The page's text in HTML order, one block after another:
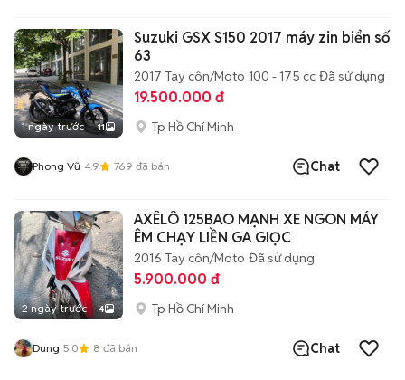
1 ngày trước 11
Suzuki GSX S150 2017 máy zin biển số
63
2017 Tay côn/Moto 100 - 175 cc Đã sử dụng
19.500.000 đ
Tp Hồ Chí Minh
Phong Vũ 4.9 769 đã bán Chat
2 ngày trước 4
AXÊLÔ 125BAO MẠNH XE NGON MÁY
ÊM CHẠY LIỀN GA GIỌC
2016 Tay côn/Moto Đã sử dụng
5.900.000 đ
Tp Hồ Chí Minh
Dung 5.0 8 đã bán Chat